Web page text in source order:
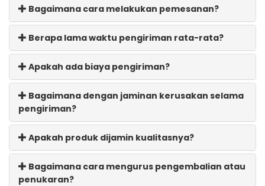
Bagaimana cara melakukan pemesanan?
Berapa lama waktu pengiriman rata-rata?
Apakah ada biaya pengiriman?
Bagaimana dengan jaminan kerusakan selama
pengiriman?
Apakah produk dijamin kualitasnya?
Bagaimana cara mengurus pengembalian atau
penukaran?